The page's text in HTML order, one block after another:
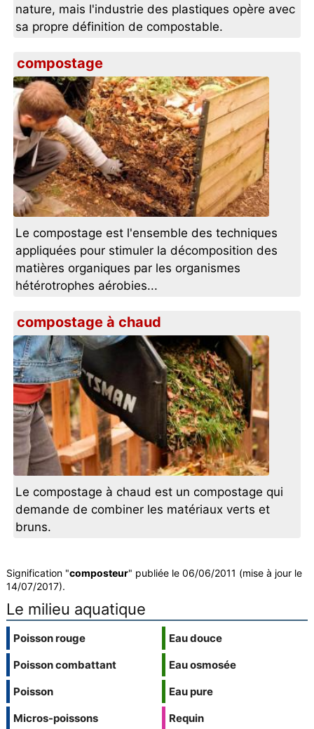
nature, mais l'industrie des plastiques opère avec
sa propre définition de compostable.
compostage
Le compostage est l'ensemble des techniques
appliquées pour stimuler la décomposition des
matières organiques par les organismes
hétérotrophes aérobies...
compostage à chaud
Le compostage à chaud est un compostage qui
demande de combiner les matériaux verts et
bruns.
Signification "composteur" publiée le 06/06/2011 (mise à jour le
14/07/2017).
Le milieu aquatique
Poisson rouge
Poisson combattant
Poisson
Micros-poissons
Eau douce
Eau osmosée
Eau pure
Requin